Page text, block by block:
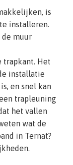
is
installeren.
de muur
trapkant. Het
installatie
en snel kan
trapleuning
het vallen
wat de
in Ternat?